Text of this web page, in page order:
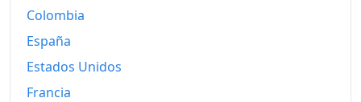
2010
2011
2012
Colombia
España
Estados Unidos
Francia